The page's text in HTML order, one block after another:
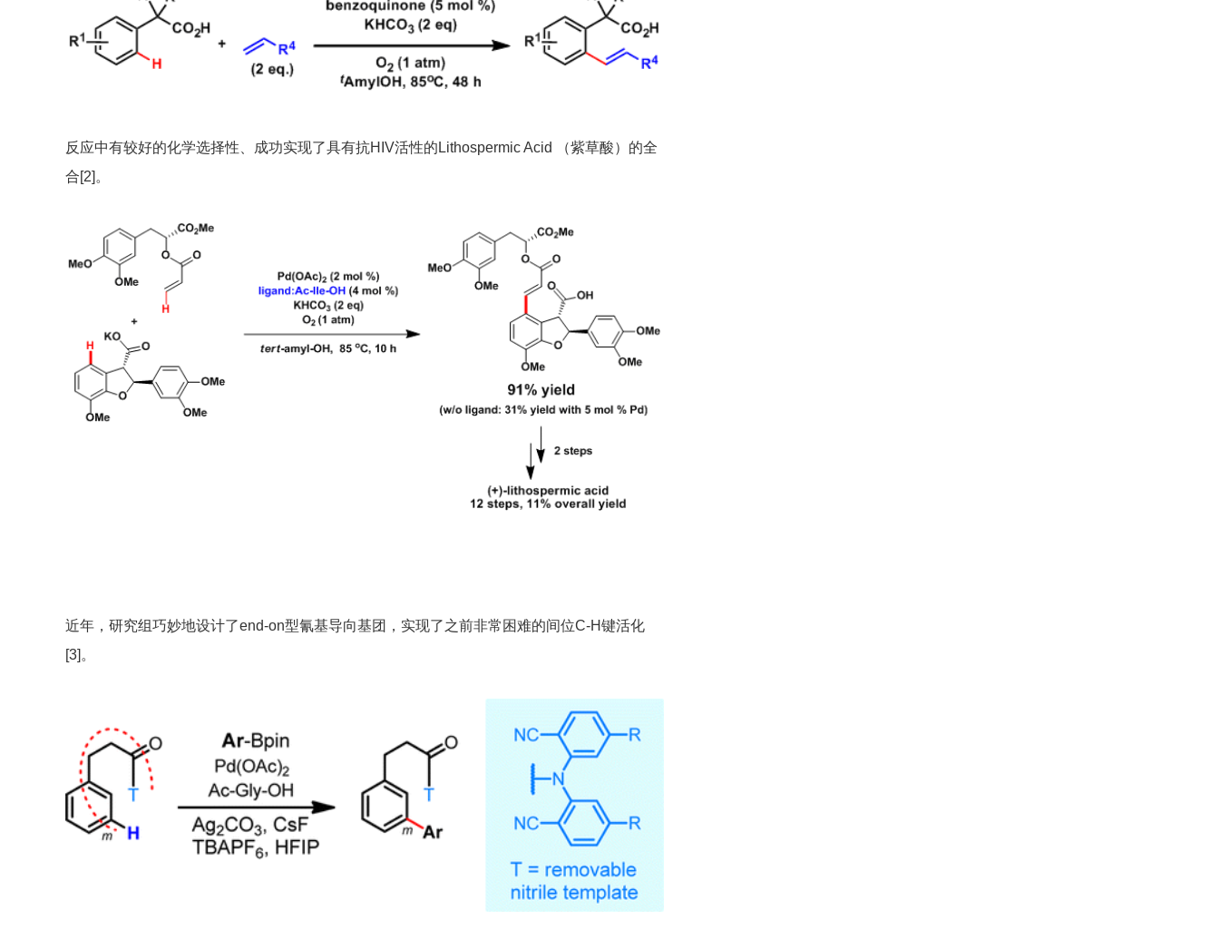
反应中有较好的化学选择性、成功实现了具有抗HIV活性的Lithospermic Acid （紫草酸）的全
合[2]。
近年，研究组巧妙地设计了end-on型氰基导向基团，实现了之前非常困难的间位C-H键活化
[3]。